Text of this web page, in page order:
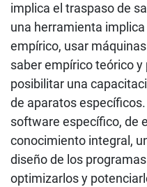
implica el traspaso de
una herramienta
empírico, usar
saber empírico teórico
posibilitar una
de aparatos
software específico, de
conocimiento integral,
diseño de los
optimizarlos y